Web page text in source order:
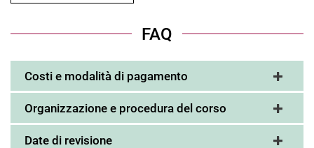
FAQ
Costi e modalità di pagamento
Organizzazione e procedura del corso
Date di revisione